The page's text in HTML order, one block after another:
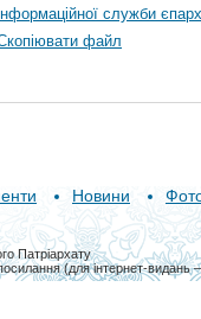
служби
файл
Новини
Патріархату
(для інтернет-видань